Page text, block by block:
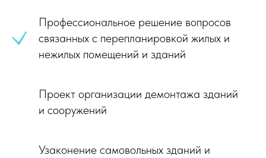
Профессиональное решение вопросов
связанных с перепланировкой жилых и
нежилых помещений и зданий
Проект организации демонтажа зданий
и сооружений
Узаконение самовольных зданий и